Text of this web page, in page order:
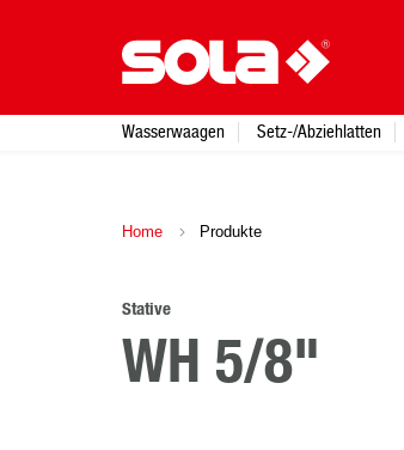
Home Produkte
Stative
WH 5/8"
Wasserwaagen Setz-/Abziehlatten